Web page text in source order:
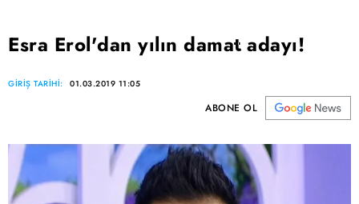
Esra Erol'dan yılın damat adayı!
GİRİŞ TARİHİ: 01.03.2019 11:05
ABONE OL